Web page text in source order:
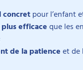
concret pour l’enfant
efficace que les
de la patience et de